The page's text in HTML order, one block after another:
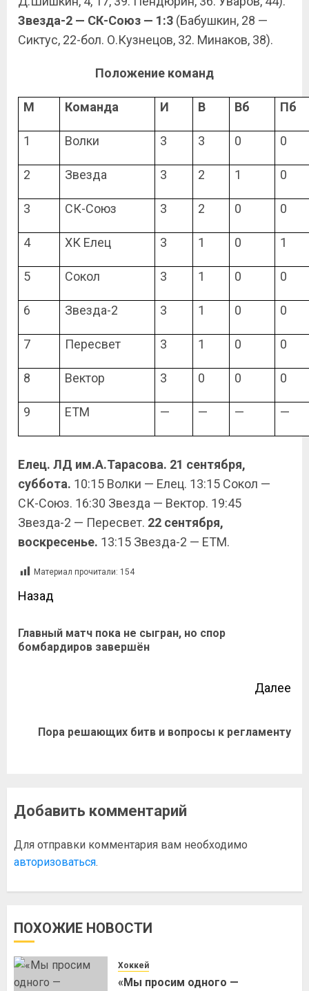
Звезда-2 — СК-Союз — 1:3 (Бабушкин, 28 —
Сиктус, 22-бол. О.Кузнецов, 32. Минаков, 38).
Положение команд
М Команда И В Вб Пб
1 Волки 3 3 0 0
2 Звезда 3 2 1 0
3 СК-Союз 3 2 0 0
4 ХК Елец 3 1 0 1
5 Сокол 3 1 0 0
6 Звезда-2 3 1 0 0
7 Пересвет 3 1 0 0
8 Вектор 3 0 0 0
9 ЕТМ — — — —
Елец. ЛД им.А.Тарасова. 21 сентября,
суббота. 10:15 Волки — Елец. 13:15 Сокол —
СК-Союз. 16:30 Звезда — Вектор. 19:45
Звезда-2 — Пересвет. 22 сентября,
воскресенье. 13:15 Звезда-2 — ЕТМ.
Материал прочитали: 154
Назад
Главный матч пока не сыгран, но спор
бомбардиров завершён
Далее
Пора решающих битв и вопросы к регламенту
Добавить комментарий
Для отправки комментария вам необходимо
авторизоваться.
ПОХОЖИЕ НОВОСТИ
Хоккей
«Мы просим одного —